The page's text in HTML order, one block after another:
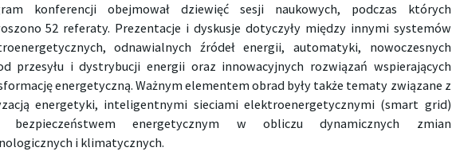
konferencji obejmował dziewięć sesji naukowych, podczas których
52 referaty. Prezentacje i dyskusje dotyczyły między innymi systemów
odnawialnych źródeł energii, automatyki, nowoczesnych
przesyłu i dystrybucji energii oraz innowacyjnych rozwiązań wspierających
energetyczną. Ważnym elementem obrad były także tematy związane z
energetyki, inteligentnymi sieciami elektroenergetycznymi (smart grid)
bezpieczeństwem energetycznym w obliczu dynamicznych zmian
i klimatycznych.